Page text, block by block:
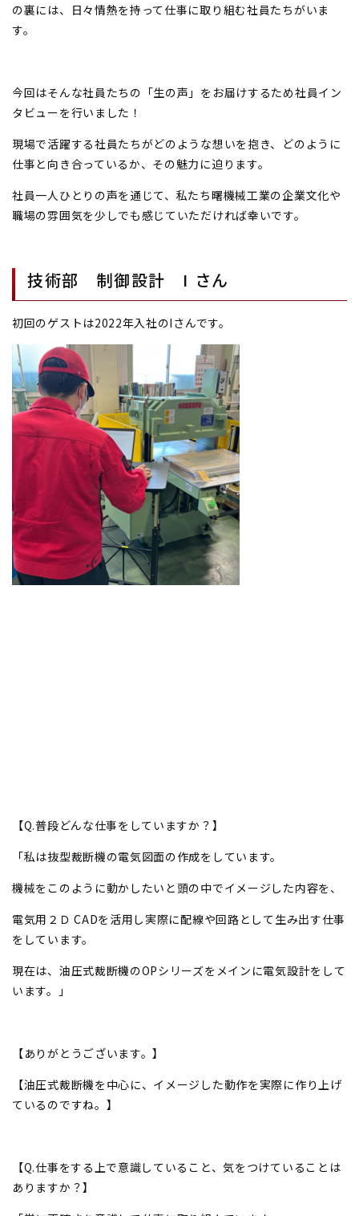
の裏には、日々情熱を持って仕事に取り組む社員たちがいま
す。
今回はそんな社員たちの「生の声」をお届けするため社員イン
タビューを行いました！
現場で活躍する社員たちがどのような想いを抱き、どのように
仕事と向き合っているか、その魅力に迫ります。
社員一人ひとりの声を通じて、私たち曙機械工業の企業文化や
職場の雰囲気を少しでも感じていただければ幸いです。
技術部 制御設計 I さん
初回のゲストは2022年入社のIさんです。
【Q.普段どんな仕事をしていますか？】
「私は抜型裁断機の電気図面の作成をしています。
機械をこのように動かしたいと頭の中でイメージした内容を、
電気用２Ｄ CADを活用し実際に配線や回路として生み出す仕事
をしています。
現在は、油圧式裁断機のOPシリーズをメインに電気設計をして
います。」
【ありがとうございます。】
【油圧式裁断機を中心に、イメージした動作を実際に作り上げ
ているのですね。】
【Q.仕事をする上で意識していること、気をつけていることは
ありますか？】